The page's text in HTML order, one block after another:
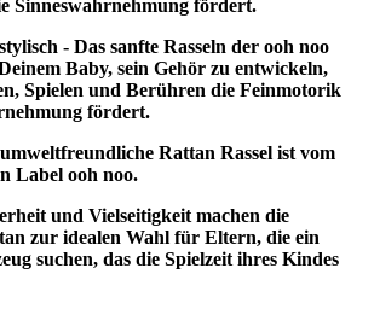
Sinneswahrnehmung fördert.
- Das sanfte Rasseln der ooh noo
Baby, sein Gehör zu entwickeln,
Spielen und Berühren die Feinmotorik
fördert.
Rattan Rassel ist vom
Label ooh noo.
und Vielseitigkeit machen die
zur idealen Wahl für Eltern, die ein
suchen, das die Spielzeit ihres Kindes